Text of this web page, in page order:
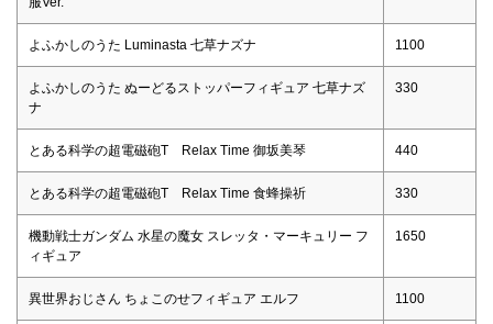
よふかしのうた Luminasta 七草ナズナ 1100
よふかしのうた ぬーどるストッパーフィギュア 七草ナズ
ナ
330
とある科学の超電磁砲T Relax Time 御坂美琴 440
とある科学の超電磁砲T Relax Time 食蜂操祈 330
機動戦士ガンダム 水星の魔女 スレッタ・マーキュリー フ
ィギュア
1650
異世界おじさん ちょこのせフィギュア エルフ 1100